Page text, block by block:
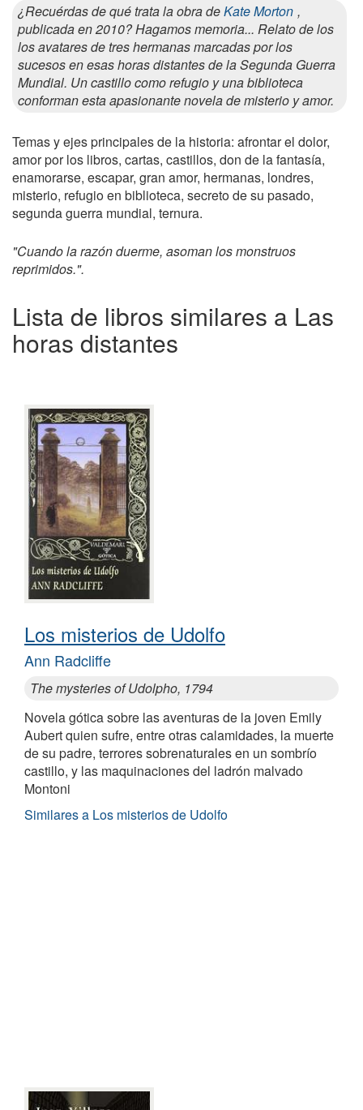
¿Recuérdas de qué trata la obra deKate Morton ,
publicada en 2010? Hagamos memoria... Relato de los
los avatares de tres hermanas marcadas por los
sucesos en esas horas distantes de la Segunda Guerra
Mundial. Un castillo como refugio y una biblioteca
conforman esta apasionante novela de misterio y amor.
Temas y ejes principales de la historia: afrontar el dolor,
amor por los libros, cartas, castillos, don de la fantasía,
enamorarse, escapar, gran amor, hermanas, londres,
misterio, refugio en biblioteca, secreto de su pasado,
segunda guerra mundial, ternura.
"Cuando la razón duerme, asoman los monstruos
reprimidos.".
Lista de libros similares a Las
horas distantes
Los misterios de Udolfo
Ann Radcliffe
The mysteries of Udolpho, 1794
Novela gótica sobre las aventuras de la joven Emily
Aubert quien sufre, entre otras calamidades, la muerte
de su padre, terrores sobrenaturales en un sombrío
castillo, y las maquinaciones del ladrón malvado
Montoni
Similares a Los misterios de Udolfo